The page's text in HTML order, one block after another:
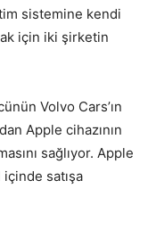
sistemine kendi
için iki şirketin
Volvo Cars’ın
Apple cihazının
sağlıyor. Apple
satışa